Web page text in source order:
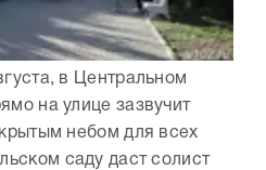
в Центральном
на улице зазвучит
небом для всех
саду даст солист